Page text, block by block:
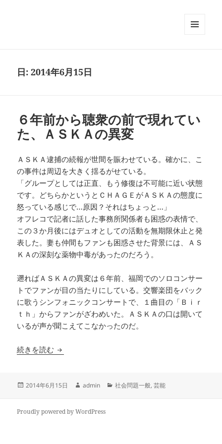
日:2014年6月15日
６年前から聴衆の前で現れてい
た、ＡＳＫＡの異変
ＡＳＫＡ逮捕の続報が世間を賑わせている。確かに、こ
の事件は周辺を大きく揺るがせている。
「グループとしては正直、もう修復は不可能に近い状態
です。どちらかというとＣＨＡＧＥがＡＳＫＡの態度に
怒っている感じで…原因？それはちょっと…」
オフレコで記者に話した事務所関係者も困惑の表情で、
この３か月後にはデュオとしての活動を無期限休止と発
表した。妻も仲間もファンも困惑させた背景には、ＡＳ
ＫＡの深刻な薬物中毒があったのだろう。
遡ればＡＳＫＡの異変は６年前、福岡でのソロコンサー
トでファンが目の当たりにしている。交響楽団をバック
に歌うシンフォニックコンサートで、１曲目の「Ｂｉｒ
ｔｈ」からファンがざわめいた。ＡＳＫＡの口は開いて
いるが声が聞こえてこなかったのだ。
続きを読む ６年前から聴衆の前で現れていた、ＡＳＫＡの異
投
2014年6月15日
作
admin
カ
社会問題一般,芸能
Proudly powered by WordPress